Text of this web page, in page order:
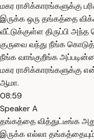
மகர ராசிக்காரங்களுக்கு
இருக்க ஒரு தங்கத்தை
வீட்டுக்குள்ள திருப்பி
குருவை வந்து நீங்க
நீங்க வாங்குறீங்க
மகர
ஆமா.
08:59
Speaker A
தங்கத்தை வித்துட்டீங்க
இருக்க எல்லா